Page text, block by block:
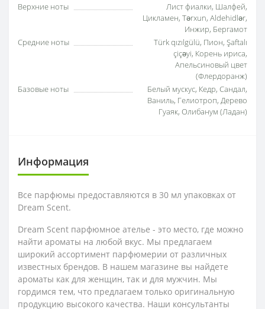
Верхние ноты
Лист фиалки, Шалфей,
Цикламен, Tərxun, Aldehidlər,
Инжир, Бергамот
Средние ноты
Türk qızılgülü, Пион, Şaftalı
çiçəyi, Корень ириса,
Апельсиновый цвет
(Флердоранж)
Базовые ноты
Белый мускус, Кедр, Сандал,
Ваниль, Гелиотроп, Дерево
Гуаяк, Олибанум (Ладан)
Информация
Все парфюмы предоставляются в 30 мл упаковках от
Dream Scent.
Dream Scent парфюмное ателье - это место, где можно
найти ароматы на любой вкус. Мы предлагаем
широкий ассортимент парфюмерии от различных
известных брендов. В нашем магазине вы найдете
ароматы как для женщин, так и для мужчин. Мы
гордимся тем, что предлагаем только оригинальную
продукцию высокого качества. Наши консультанты